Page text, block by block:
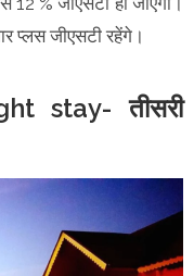
प्लस जीएसटी रहेंगे।
stay- तीसरी